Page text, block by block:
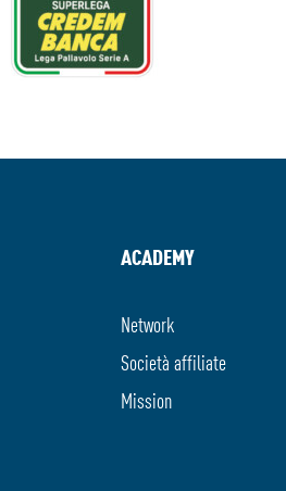
ACADEMY
Network
Società affiliate
Mission